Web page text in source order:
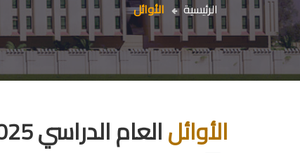
الرئيسية الأوائل
الأوائلالعام الدراسي 2025-2026